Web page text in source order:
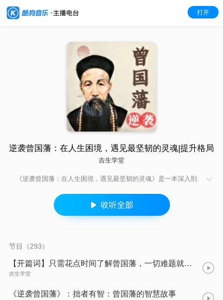
打开
逆袭曾国藩：在人生困境，遇见最坚韧的灵魂|提升格局
吉生学堂
《逆袭曾国藩：在人生困境，遇见最坚韧的灵魂》是一本深入剖
的成功历程，揭示了他在面对困境和挑战时，如何保持坚韧不拔
的品质，实现自我逆袭，成为后世传颂的“千古一完人”。本专辑以
曾国藩的真实历史事件为基础，通过生动的故事和案例，展现了
动。他教给我们，只有将内心的力量转化为实际的行动，才能真
正改变自己的人生。在当今社会，我们每个人都可能遭遇困境和
挫折，这本书将带给你许多启示。无论是在职场、学业还是生活
中，我们都可以从曾国藩的成功逆袭中学到如何保持坚韧不拔的
品质，如何在人生低谷中逆袭，实现人生的突围。无论你正处在
的脚步，一起学习如何在人生困境中遇见最坚韧的灵魂，实现自
节目（293）
【开篇词】只需花点时间了解曾国藩，一切难题就能得到答案
吉生学堂
《逆袭曾国藩》：拙者有智：曾国藩的智慧故事